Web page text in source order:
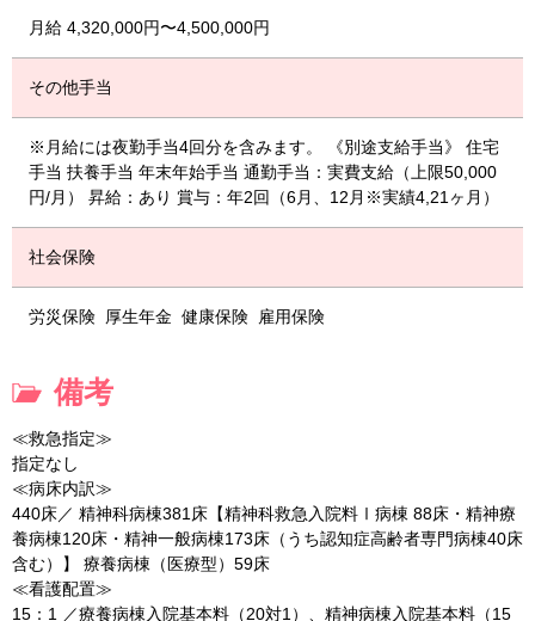
月給 4,320,000円〜4,500,000円
その他手当
※月給には夜勤手当4回分を含みます。 《別途支給手当》 住宅
手当 扶養手当 年末年始手当 通勤手当：実費支給（上限50,000
円/月） 昇給：あり 賞与：年2回（6月、12月※実績4,21ヶ月）
社会保険
労災保険 厚生年金 健康保険 雇用保険
備考
≪救急指定≫
指定なし
≪病床内訳≫
440床／ 精神科病棟381床【精神科救急入院料Ⅰ病棟 88床・精神療
養病棟120床・精神一般病棟173床（うち認知症高齢者専門病棟40床
含む）】 療養病棟（医療型）59床
≪看護配置≫
15：1 ／療養病棟入院基本料（20対1）、精神病棟入院基本料（15